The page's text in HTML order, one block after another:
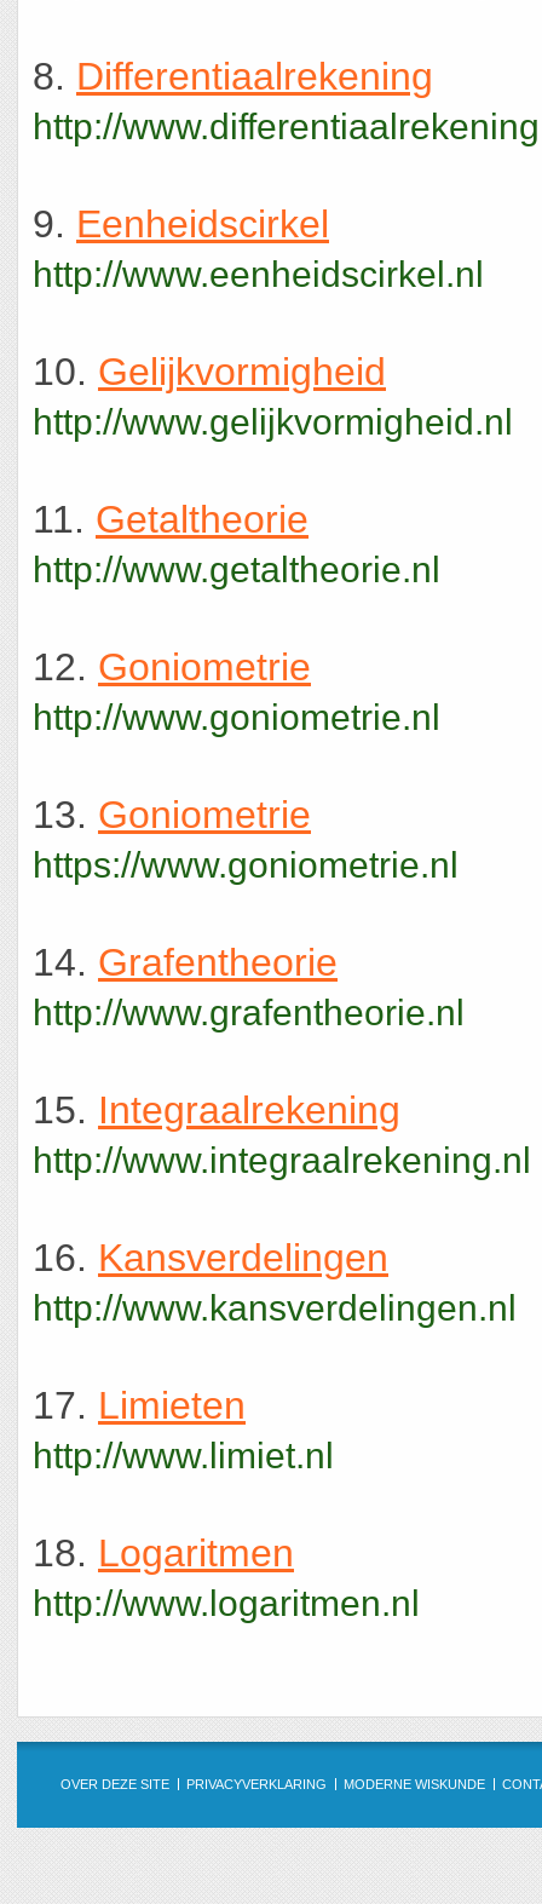
8. Differentiaalrekening
http://
9. Eenheidscirkel
http://www.eenheidscirkel.nl
10. Gelijkvormigheid
http://www.gelijkvormigheid.nl
11. Getaltheorie
http://www.getaltheorie.nl
12. Goniometrie
http://www.goniometrie.nl
13. Goniometrie
https://www.goniometrie.nl
14. Grafentheorie
http://www.grafentheorie.nl
15. Integraalrekening
http://www.integraalrekening.nl
16. Kansverdelingen
http://www.kansverdelingen.nl
17. Limieten
http://www.limiet.nl
18. Logaritmen
http://www.logaritmen.nl
OVER DEZE SITE PRIVACYVERKLARING MODERNE WISKUNDE